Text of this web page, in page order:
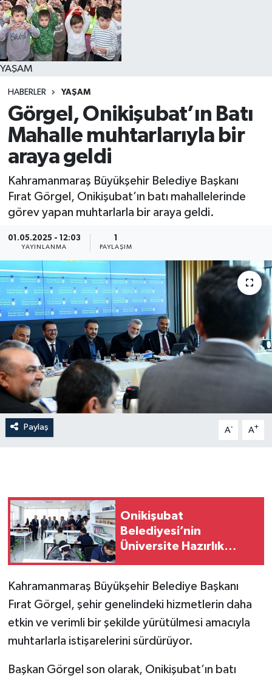
YAŞAM
HABERLER YAŞAM
Görgel, Onikişubat’ın Batı
Mahalle muhtarlarıyla bir
araya geldi
Kahramanmaraş Büyükşehir Belediye Başkanı
Fırat Görgel, Onikişubat’ın batı mahallelerinde
görev yapan muhtarlarla bir araya geldi.
01.05.2025 - 12:03
YAYINLANMA PAYLAŞIM
Paylaş A- A+
Onikişubat
Belediyesi’nin
Üniversite Hazırlık
Kahramanmaraş Büyükşehir Belediye Başkanı
Fırat Görgel, şehir genelindeki hizmetlerin daha
etkin ve verimli bir şekilde yürütülmesi amacıyla
muhtarlarla istişarelerini sürdürüyor.
Başkan Görgel son olarak, Onikişubat’ın batı
YAŞAM